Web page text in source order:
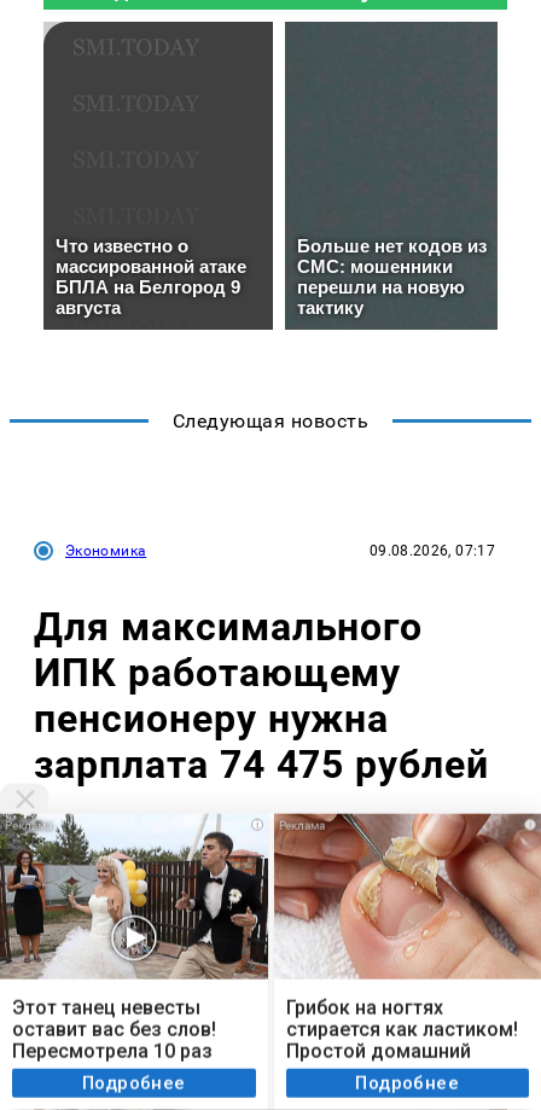
Следующая новость
Экономика 09.08.2026, 07:17
Для максимального
ИПК работающему
пенсионеру нужна
зарплата 74 475 рублей
Анна Сальникова
Редактор новостной ленты
Мы используем cookie. Во время посещения сайта
вы соглашаетесь с тем, что мы обрабатываем
ваши персональные данные с использованием
метрик Яндекс Метрика, top.mail.ru, LiveInternet.
Я согласен
i
Этот танец невесты
оставит вас без слов!
Пересмотрела 10 раз
Подробнее
i
Грибок на ногтях
стирается как ластиком!
Простой домашний
метод Подробнее